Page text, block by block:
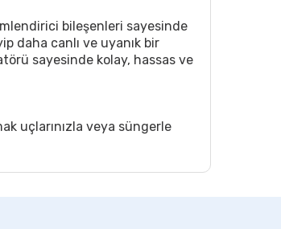
bileşenleri sayesinde
daha canlı ve uyanık bir
sayesinde kolay, hassas ve
uçlarınızla veya süngerle